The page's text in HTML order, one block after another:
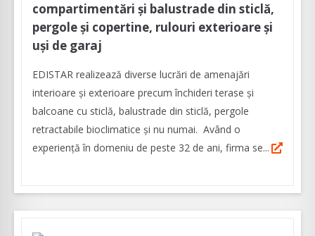
compartimentări și balustrade din sticlă,
pergole și copertine, rulouri exterioare și
uși de garaj
EDISTAR realizează diverse lucrări de amenajări
interioare şi exterioare precum închideri terase şi
balcoane cu sticlă, balustrade din sticlă, pergole
retractabile bioclimatice şi nu numai. Având o
experienţă în domeniu de peste 32 de ani, firma se...